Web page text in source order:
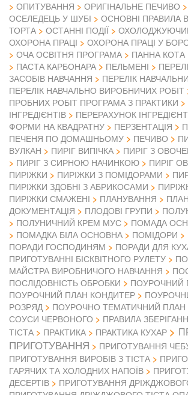
ОПИТУВАННЯ
ОРИГІНАЛЬНЕ ПЕЧИВО
ОСЕЛЕДЕЦЬ У ШУБІ
ОСНОВНІ ПРАВИЛА
ТОРТА
ОСТАННІ ПОДІЇ
ОХОРОНА ПРАЦІ
ОХОРОНА ПРАЦІ У
ОЧА ОСВІТНЯ ПРОГРАМА
ПАННА КОТА
ПАСТА КАРБОНАРА
ПЕЛЬМЕНІ
ЗАСОБІВ НАВЧАННЯ
ПЕРЕЛІК
ПЕРЕЛІК НАВЧАЛЬНО ВИРОБНИЧИХ РОБІТ
ПРОБНИХ РОБІТ ПРОГРАМА З ПРАКТИКИ
ІНГРЕДІЄНТІВ
ПЕРЕРАХУНОК
ФОРМИ НА КВАДРАТНУ
ПЕРЗЕНТАЦІЯ
ПЕЧЕНЯ ПО ДОМАШНЬОМУ
ПЕЧИВО
ВУЛКАН
ПИРІГ ВИПІЧКА
ПИРІГ З
ПИРІГ З СИРНОЮ НАЧИНКОЮ
ПИРІГ
ПИРІЖКИ
ПИРІЖКИ З ПОМІДОРАМИ
ПИРІЖКИ ЗДОБНІ З АБРИКОСАМИ
ПИРІЖКИ СМАЖЕНІ
ПЛАНУВАННЯ
ДОКУМЕНТАЦІЯ
ПЛОДОВІ ГРУПИ
ПОЛУНИЧНИЙ КРЕМ МУС
ПОМАДА
ПОМАДКА БІЛА ОСНОВНА
ПОМІДОРИ
ПОРАДИ ГОСПОДИНЯМ
ПОРАДИ ДЛЯ
ПРИГОТУВАННІ БІСКВІТНОГО РУЛЕТУ
МАЙСТРА ВИРОБНИЧОГО НАВЧАННЯ
ПОСЛІДОВНІСТЬ ОБРОБКИ
ПОУРОЧНИЙ
ПОУРОЧНИЙ ПЛАН КОНДИТЕР
РОЗРЯД
ПОУРОЧНО ТЕМАТИЧНИЙ ПЛАН
СОУСИ ЧЕРВОНОГО
ПРАВИЛА
ТІСТА
ПРАКТИКА ПРАКТИКА КУХАР
ПРИГОТУВАННЯ
ПРИГОТУВАННЯ
ПРИГОТУВАННЯ ВИРОБІВ З ТІСТА
ГАРЯЧИХ ТА ХОЛОДНИХ НАПОЇВ
ДЕСЕРТІВ
ПРИГОТУВАННЯ